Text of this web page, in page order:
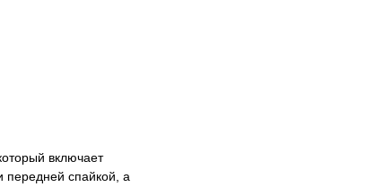
включает
спайкой, а